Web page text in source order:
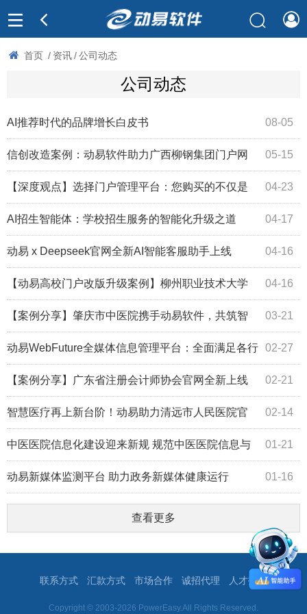
首页 / 资讯 / 公司动态
公司动态
08-05
AI推荐时代的品牌增长白皮书
05-15
信创改造案例：动易软件助力广西柳钢集团门户网
站全面升级 04-23
【深度观点】选择门户管理平台：您购买的不仅是
功能， 更是数千家组织的经验沉淀 04-17
​AI招生智能体：学校招生服务的智能化升级之道
04-16
动易 x Deepseek官网全新AI智能客服助手上线
04-16
【动易高校门户改版升级案例】柳州职业技术大学
官方网站改版升级上线 焕新启航！ 03-21
【案例分享】肇庆市中医院携手动易软件，共筑智
慧医院门户新篇章 02-27
动易WebFuture全媒体信息管理平台：全面满足各行
业的全媒体发布、运维、运营和管理需求 02-21
【案例分享】广东省注册会计师协会官网全新上线
打造”会员友好型"网站 02-14
智慧医疗再上新台阶！动易助力清远市人民医院官
网升级并顺利通过密评 01-21
中医医院信息化建设迎来新规 规范中医医院信息与
数字化建设 01-16
动易新媒体监测平台 助力政务新媒体健康运行
查看更多
联系方式 汇款方式 市场合作 诚招代理 人才招聘
Copyright © 2003-2026 PowerEasy.All Rights Reserved.